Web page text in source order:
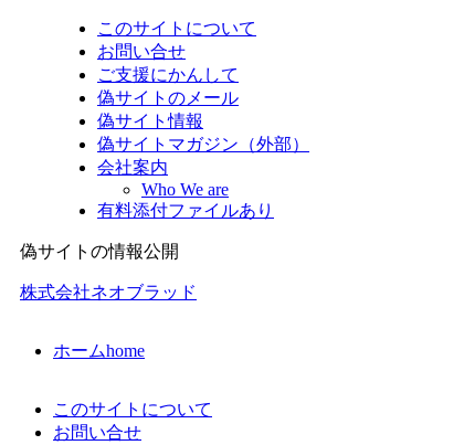
このサイトについて
お問い合せ
ご支援にかんして
偽サイトのメール
偽サイト情報
偽サイトマガジン（外部）
会社案内
Who We are
有料添付ファイルあり
偽サイトの情報公開
株式会社ネオブラッド
ホームhome
このサイトについて
お問い合せ